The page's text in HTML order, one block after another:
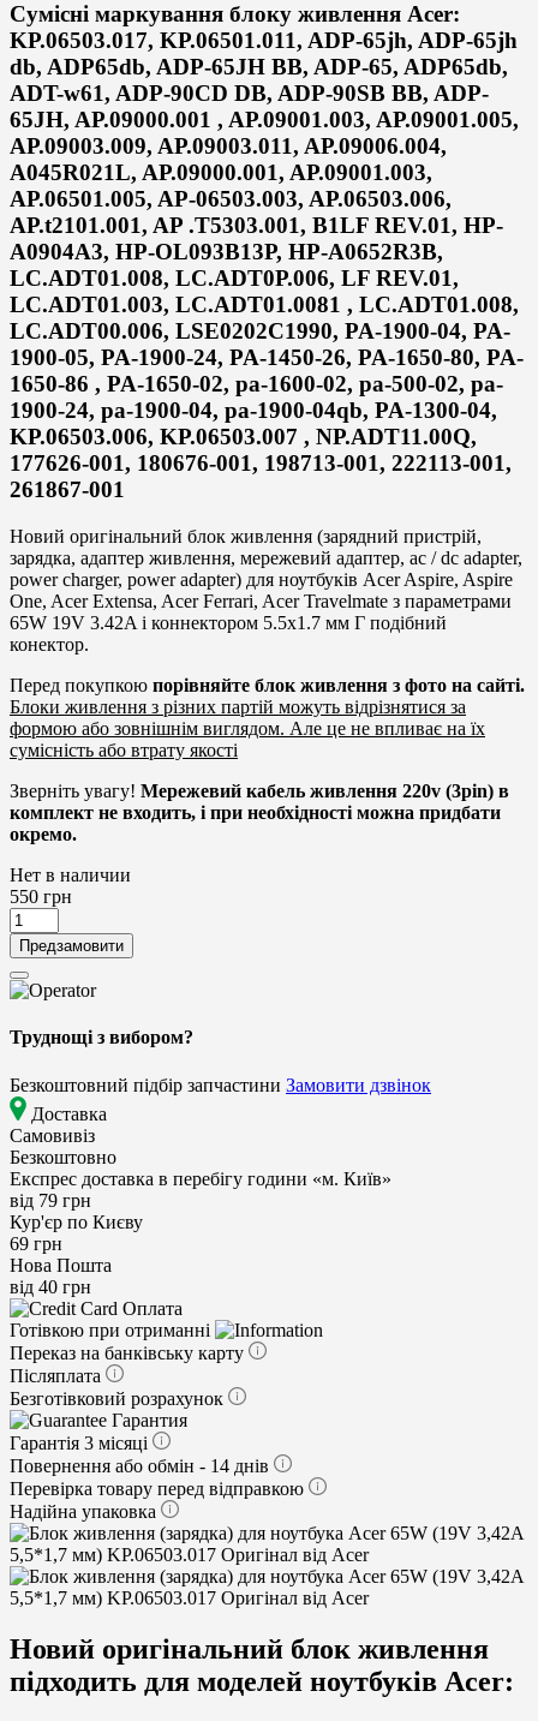
Сумісні маркування блоку живлення Acer:
KP.06503.017, KP.06501.011, ADP-65jh, ADP-65jh
db, ADP65db, ADP-65JH BB, ADP-65, ADP65db,
ADT-w61, ADP-90CD DB, ADP-90SB BB, ADP-
65JH, AP.09000.001 , AP.09001.003, AP.09001.005,
AP.09003.009, AP.09003.011, AP.09006.004,
A045R021L, AP.09000.001, AP.09001.003,
AP.06501.005, AP-06503.003, AP.06503.006,
AP.t2101.001, AP .T5303.001, B1LF REV.01, HP-
A0904A3, HP-OL093B13P, HP-A0652R3B,
LC.ADT01.008, LC.ADT0P.006, LF REV.01,
LC.ADT01.003, LC.ADT01.0081 , LC.ADT01.008,
LC.ADT00.006, LSE0202C1990, PA-1900-04, PA-
1900-05, PA-1900-24, PA-1450-26, PA-1650-80, PA-
1650-86 , PA-1650-02, pa-1600-02, pa-500-02, pa-
1900-24, pa-1900-04, pa-1900-04qb, PA-1300-04,
KP.06503.006, KP.06503.007 , NP.ADT11.00Q,
177626-001, 180676-001, 198713-001, 222113-001,
261867-001
Новий оригінальний блок живлення (зарядний пристрій,
зарядка, адаптер живлення, мережевий адаптер, ac / dc adapter,
power charger, power adapter) для ноутбуків Acer Aspire, Aspire
One, Acer Extensa, Acer Ferrari, Acer Travelmate з параметрами
65W 19V 3.42A і коннектором 5.5х1.7 мм Г подібний
конектор.
Перед покупкою порівняйте блок живлення з фото на сайті.
Блоки живлення з різних партій можуть відрізнятися за
формою або зовнішнім виглядом. Але це не впливає на їх
сумісність або втрату якості
Зверніть увагу! Мережевий кабель живлення 220v (3pin) в
комплект не входить, і при необхідності можна придбати
окремо.
Нет в наличии
550 грн
Предзамовити
Труднощі з вибором?
Безкоштовний підбір запчастини Замовити дзвінок
Доставка
Самовивіз
Безкоштовно
Експрес доставка в перебігу години «м. Київ»
від 79 грн
Кур'єр по Києву
69 грн
Нова Пошта
від 40 грн
Оплата
Готівкою при отриманні
Переказ на банківську карту
Післяплата
Безготівковий розрахунок
Гарантия
Гарантія 3 місяці
Повернення або обмін - 14 днів
Перевірка товару перед відправкою
Надійна упаковка
Новий оригінальний блок живлення
підходить для моделей ноутбуків Acer: